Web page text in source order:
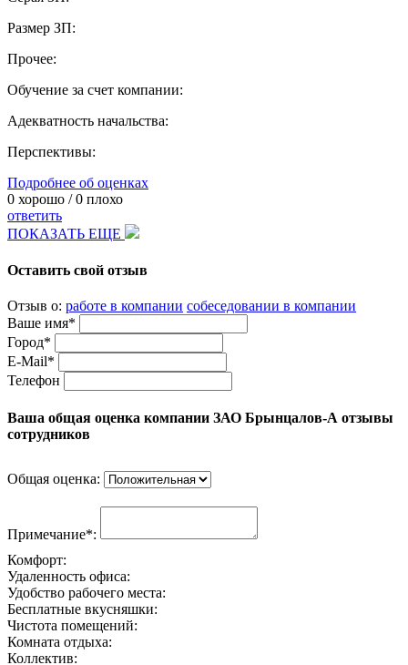
Размер ЗП:
Прочее:
Обучение за счет компании:
Адекватность начальства:
Перспективы:
Подробнее об оценках
0 хорошо /0 плохо
ответить
ПОКАЗАТЬ ЕЩЕ
Оставить свой отзыв
Отзыв о: работе в компании собеседовании в компании
Ваше имя*
Город*
E-Mail*
Телефон
Ваша общая оценка компании ЗАО Брынцалов-А отзывы
сотрудников
Общая оценка:
Примечание*:
Комфорт:
Удаленность офиса:
Удобство рабочего места:
Бесплатные вкусняшки:
Чистота помещений:
Комната отдыха:
Коллектив: